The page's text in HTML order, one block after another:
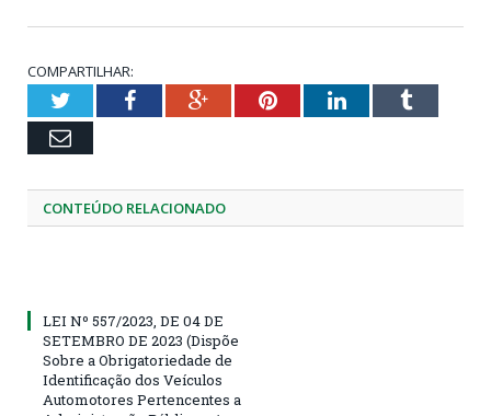
COMPARTILHAR:
TwitterFacebookGoogle+PinterestLinkedInTumblr
Email
CONTEÚDO RELACIONADO
LEI Nº 557/2023, DE 04 DE
SETEMBRO DE 2023 (Dispõe
Sobre a Obrigatoriedade de
Identificação dos Veículos
Automotores Pertencentes a